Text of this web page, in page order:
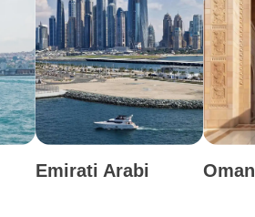
Emirati Arabi Oman